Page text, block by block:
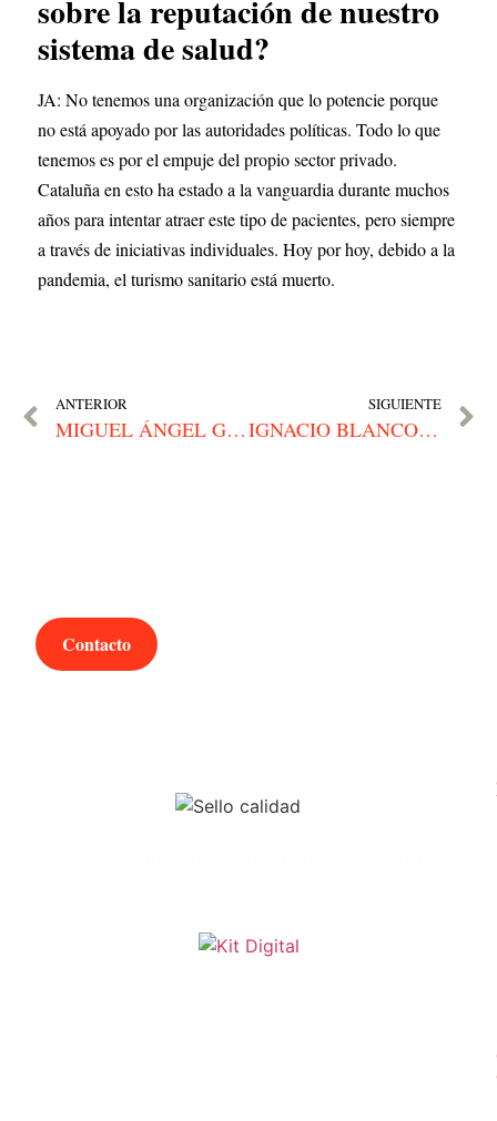
sobre la reputación de nuestro
sistema de salud?
JA: No tenemos una organización que lo potencie porque
no está apoyado por las autoridades políticas. Todo lo que
tenemos es por el empuje del propio sector privado.
Cataluña en esto ha estado a la vanguardia durante muchos
años para intentar atraer este tipo de pacientes, pero siempre
a través de iniciativas individuales. Hoy por hoy, debido a la
pandemia, el turismo sanitario está muerto.
ANTERIOR
MIGUEL ÁNGEL GIL | “Es esencial que la gente crea en ti y en tu manera de trabajar”
SIGUIENTE
IGNACIO BLANCO | «La reputación de los empresarios españoles a nivel internacional es de primer orden»
Contacto